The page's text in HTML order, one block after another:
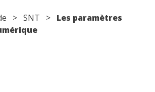
> SNT > Les paramètres